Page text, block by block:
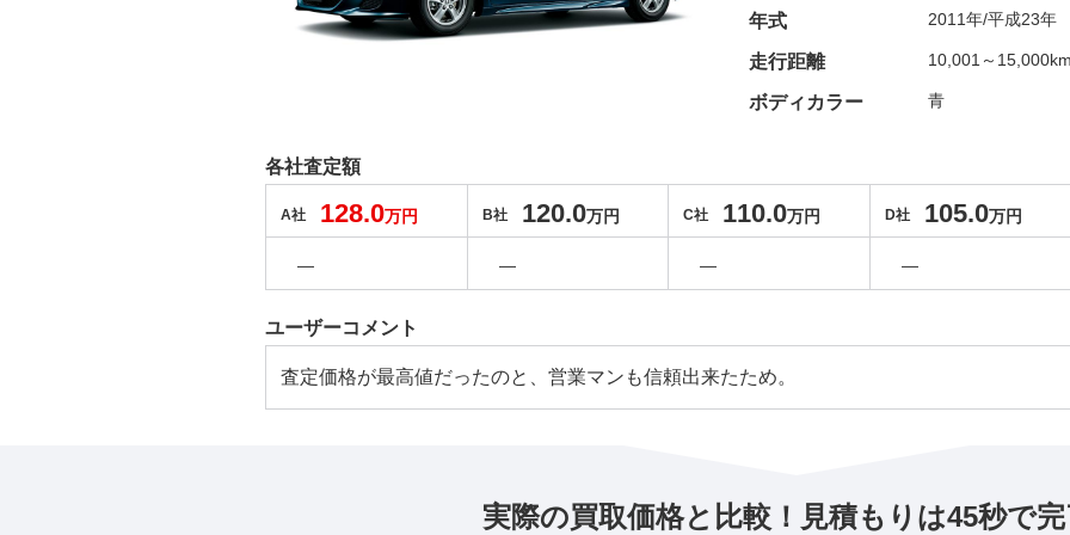
年式 2011年/平成23年
走行距離 10,001～
ボディカラー 青
各社査定額
A社 128.0万円 B社 120.0万円 C社 110.0万円 D社 105.0万円
― ― ― ―
ユーザーコメント
査定価格が最高値だったのと、営業マンも信頼出来たため。
実際の買取価格と比較！見積もりは45秒で